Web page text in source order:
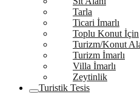
Tarla
Ticari İmarlı
Toplu Konut İçin
Turizm/Konut
Turizm İmarlı
Villa İmarlı
Zeytinlik
Turistik Tesis